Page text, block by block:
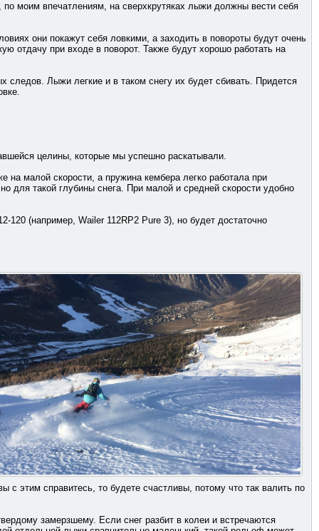
моим впечатлениям, на сверхкрутяках лыжи должны вести себя
они покажут себя ловкими, а заходить в повороты будут очень
отдачу при входе в поворот. Также будут хорошо работать на
следов. Лыжи легкие и в таком снегу их будет сбивать. Придется
целины, которые мы успешно раскатывали.
на малой скорости, а пружина кембера легко работала при
для такой глубины снега. При малой и средней скорости удобно
120 (например, Wailer 112RP2 Pure 3), но будет достаточно
этим справитесь, то будете счастливы, потому что так валить по
замерзшему. Если снег разбит в колеи и встречаются